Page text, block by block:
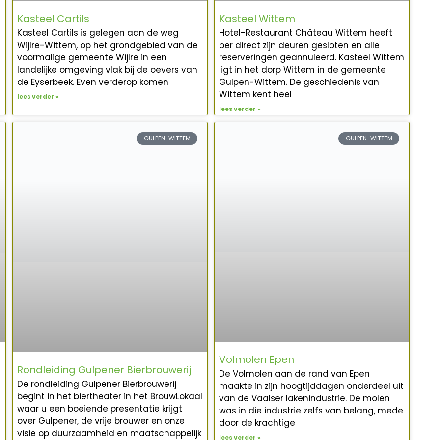
Kasteel Cartils
Kasteel Cartils is gelegen aan de weg
Wijlre-Wittem, op het grondgebied van de
voormalige gemeente Wijlre in een
landelijke omgeving vlak bij de oevers van
de Eyserbeek. Even verderop komen
lees verder »
Kasteel Wittem
Hotel-Restaurant Château Wittem heeft
per direct zijn deuren gesloten en alle
reserveringen geannuleerd. Kasteel Wittem
ligt in het dorp Wittem in de gemeente
Gulpen-Wittem. De geschiedenis van
Wittem kent heel
lees verder »
GULPEN-WITTEM
Rondleiding Gulpener Bierbrouwerij
De rondleiding Gulpener Bierbrouwerij
begint in het biertheater in het BrouwLokaal
waar u een boeiende presentatie krijgt
over Gulpener, de vrije brouwer en onze
visie op duurzaamheid en maatschappelijk
GULPEN-WITTEM
Volmolen Epen
De Volmolen aan de rand van Epen
maakte in zijn hoogtijddagen onderdeel uit
van de Vaalser lakenindustrie. De molen
was in die industrie zelfs van belang, mede
door de krachtige
lees verder »